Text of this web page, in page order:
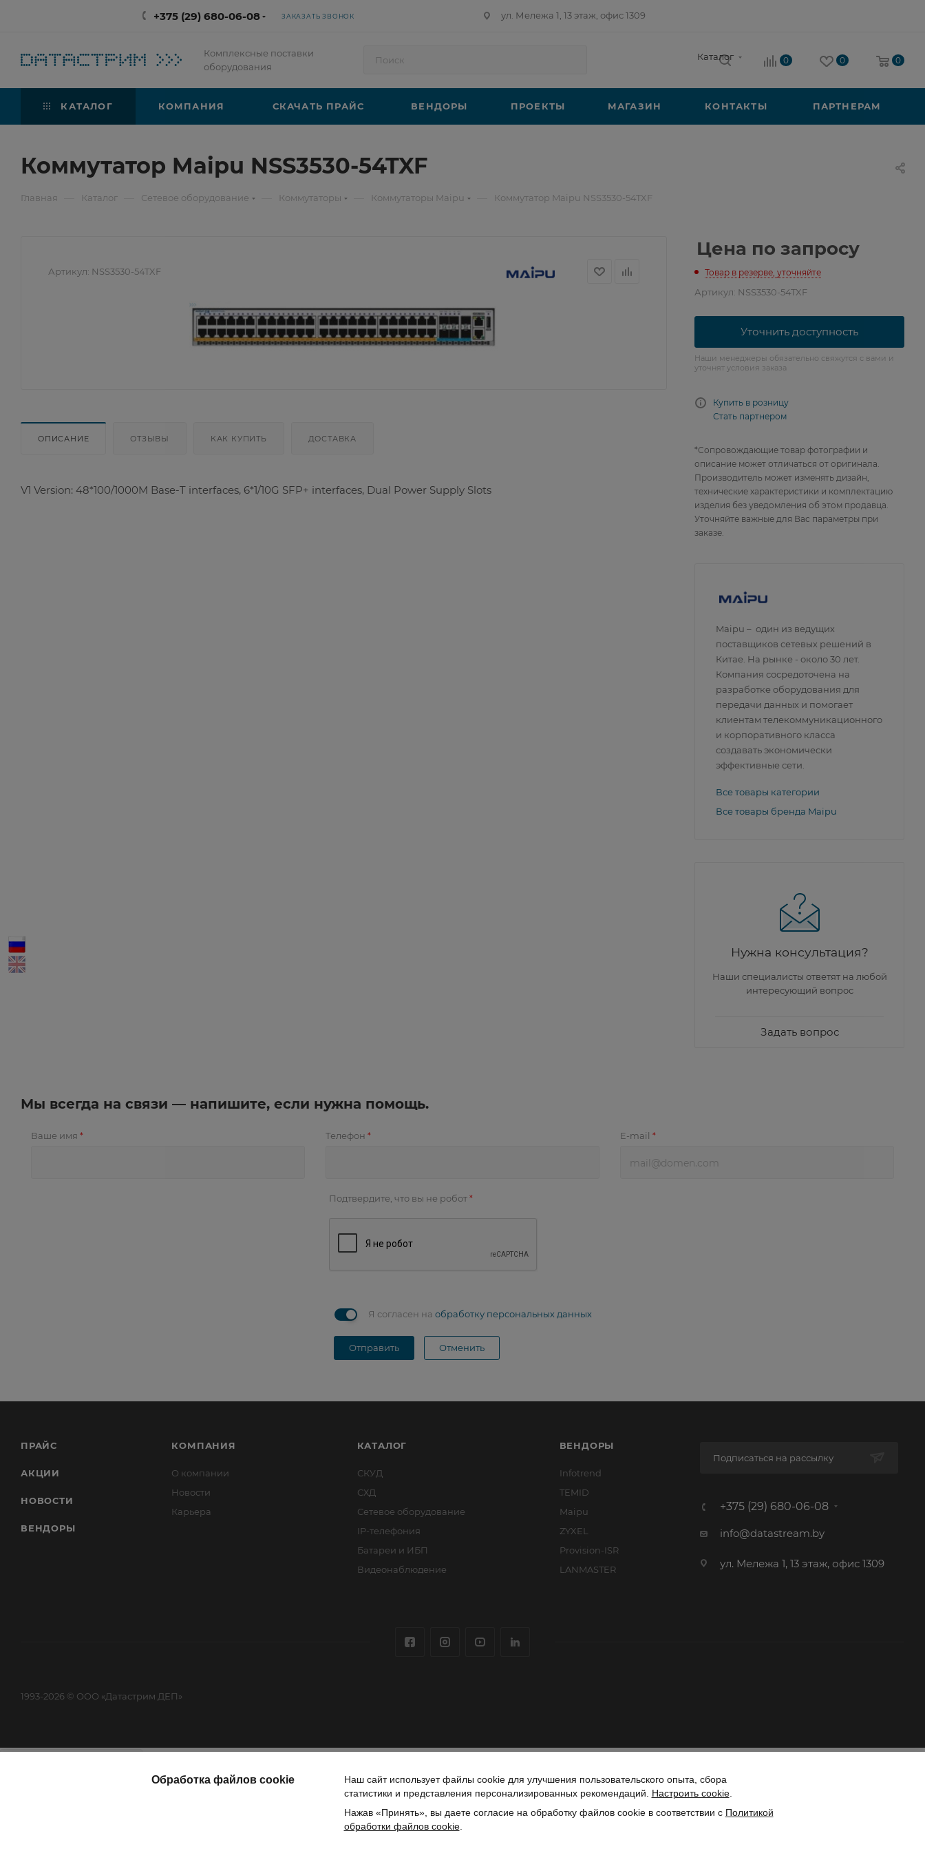
+375 (29) 680-06-08 ЗАКАЗАТЬ ЗВОНОК ул. Мележа 1, 13 этаж, офис 1309
Комплексные поставки
оборудования
Каталог 0 0 0
КАТАЛОГ КОМПАНИЯ СКАЧАТЬ ПРАЙС ВЕНДОРЫ ПРОЕКТЫ МАГАЗИН КОНТАКТЫ ПАРТНЕРАМ
Коммутатор Maipu NSS3530-54TXF
Главная Каталог Сетевое оборудование Коммутаторы Коммутаторы Maipu Коммутатор Maipu NSS3530-54TXF
Артикул: NSS3530-54TXF
ОПИСАНИЕ ОТЗЫВЫ КАК КУПИТЬ ДОСТАВКА
V1 Version: 48*100/1000M Base-T interfaces, 6*1/10G SFP+ interfaces, Dual Power Supply Slots
Цена по запросу
Товар в резерве, уточняйте
Артикул: NSS3530-54TXF
Уточнить доступность
Наши менеджеры обязательно свяжутся с вами и
уточнят условия заказа
Купить в розницу
Стать партнером
*Сопровождающие товар фотографии и
описание может отличаться от оригинала.
Производитель может изменять дизайн,
технические характеристики и комплектацию
изделия без уведомления об этом продавца.
Уточняйте важные для Вас параметры при
заказе.
Maipu – один из ведущих
поставщиков сетевых решений в
Китае. На рынке - около 30 лет.
Компания сосредоточена на
разработке оборудования для
передачи данных и помогает
клиентам телекоммуникационного
и корпоративного класса
создавать экономически
эффективные сети.
Все товары категории
Все товары бренда Maipu
Нужна консультация?
Наши специалисты ответят на любой
интересующий вопрос
Задать вопрос
Мы всегда на связи — напишите, если нужна помощь.
Ваше имя* Телефон* E-mail *
Подтвердите, что вы не робот *
Я согласен на обработку персональных данных
Отправить Отменить
ПРАЙС
АКЦИИ
НОВОСТИ
ВЕНДОРЫ
КОМПАНИЯ
О компании
Новости
Карьера
КАТАЛОГ
СКУД
СХД
Сетевое оборудование
IP-телефония
Батареи и ИБП
Видеонаблюдение
ВЕНДОРЫ
Infotrend
TEMID
Maipu
ZYXEL
Provision-ISR
LANMASTER
Подписаться на рассылку
+375 (29) 680-06-08
info@datastream.by
ул. Мележа 1, 13 этаж, офис 1309
1993-2026 © ООО «Датастрим ДЕП»